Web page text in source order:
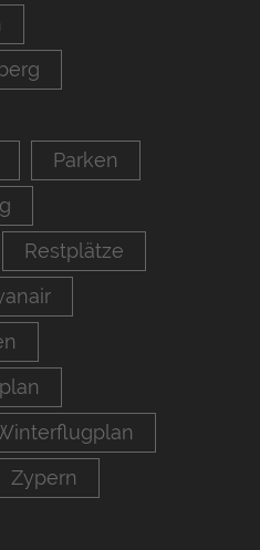
Parken
Restplätze
Zypern